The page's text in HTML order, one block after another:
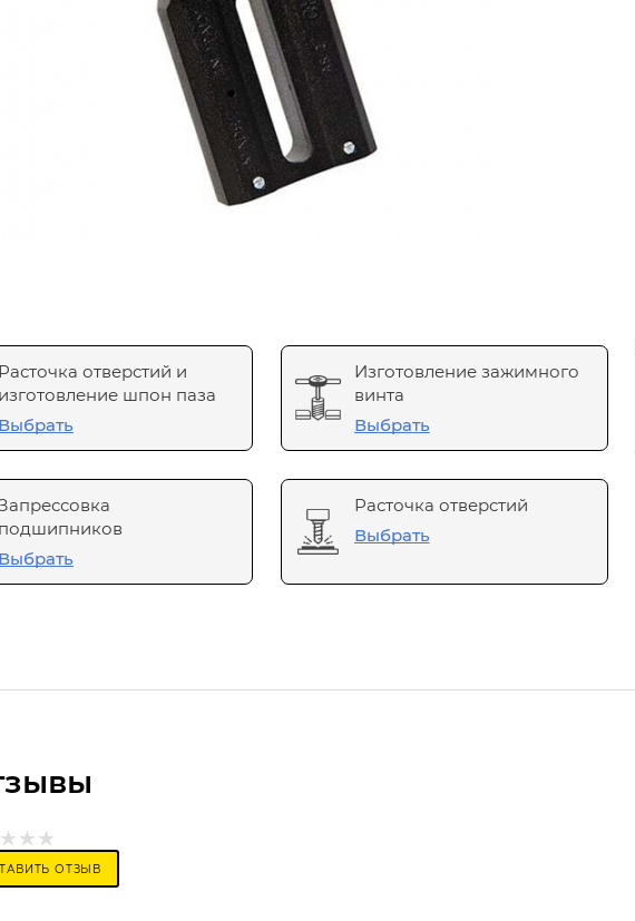
отверстий и
шпон паза
Изготовление зажимного
винта
Выбрать
Расточка отверстий
Выбрать
ОТЗЫВ